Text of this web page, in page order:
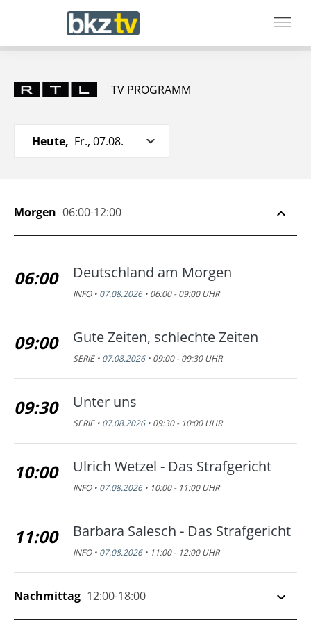
TV PROGRAMM
Heute, Fr., 07.08.
Morgen 06:00-12:00
06:00 Deutschland am Morgen
INFO • 07.08.2026• 06:00 - 09:00 UHR
09:00 Gute Zeiten, schlechte Zeiten
SERIE • 07.08.2026• 09:00 - 09:30 UHR
09:30 Unter uns
SERIE • 07.08.2026• 09:30 - 10:00 UHR
10:00 Ulrich Wetzel - Das Strafgericht
INFO • 07.08.2026• 10:00 - 11:00 UHR
11:00 Barbara Salesch - Das Strafgericht
INFO • 07.08.2026• 11:00 - 12:00 UHR
Nachmittag 12:00-18:00